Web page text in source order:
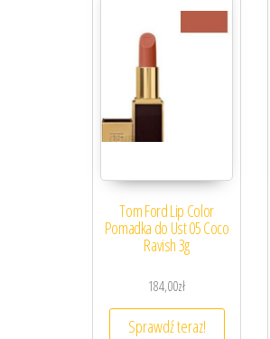
Tom Ford Lip Color
Pomadka do Ust 05 Coco
Ravish 3g
184,00zł
Sprawdź teraz!